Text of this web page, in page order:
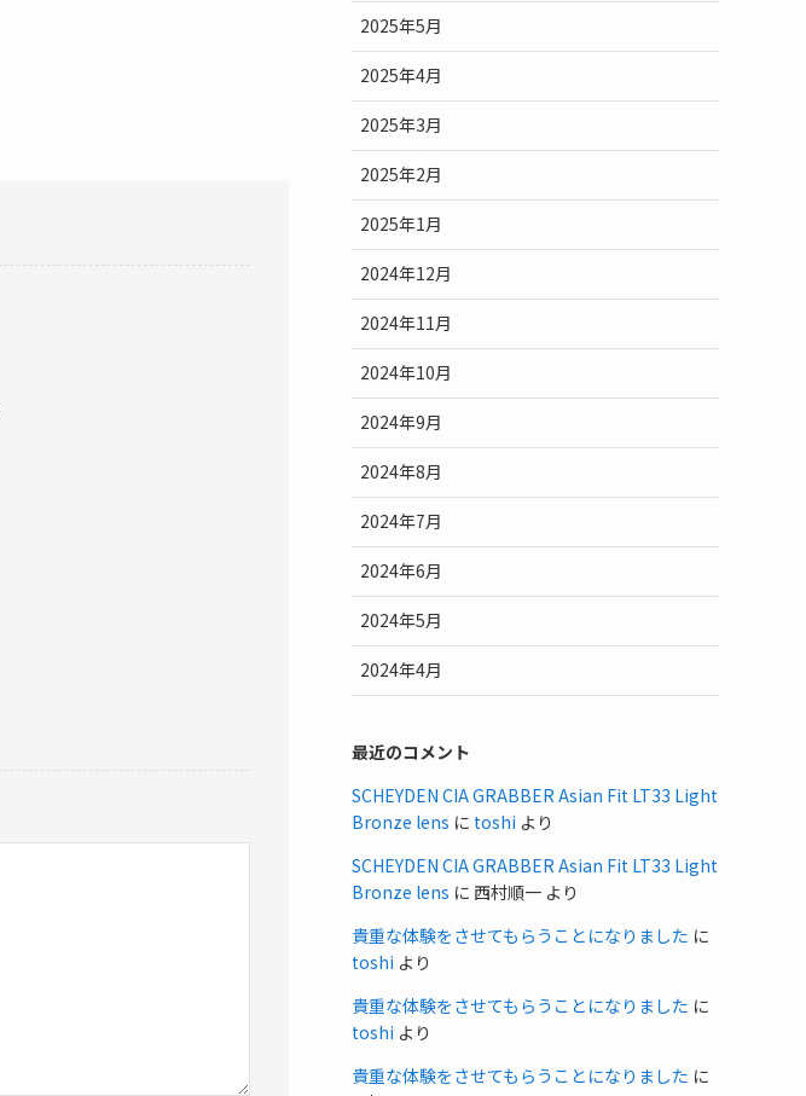
2025年5月
2025年4月
2025年3月
2025年2月
2025年1月
2024年12月
2024年11月
2024年10月
2024年9月
2024年8月
2024年7月
2024年6月
2024年5月
2024年4月
最近のコメント
SCHEYDEN CIA GRABBER Asian Fit LT33 Light
Bronze lens に toshi より
SCHEYDEN CIA GRABBER Asian Fit LT33 Light
Bronze lens に 西村順一 より
貴重な体験をさせてもらうことになりました に
toshi より
貴重な体験をさせてもらうことになりました に
toshi より
貴重な体験をさせてもらうことになりました に